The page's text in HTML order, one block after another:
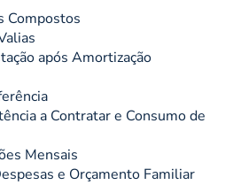
Compostos
após Amortização
a Contratar e Consumo de
Mensais
e Orçamento Familiar